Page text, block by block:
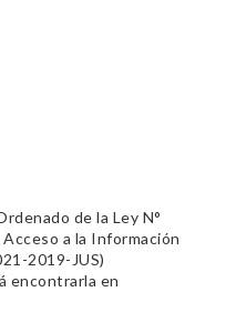
de la Ley N°
a la Información
2019-JUS)
encontrarla en